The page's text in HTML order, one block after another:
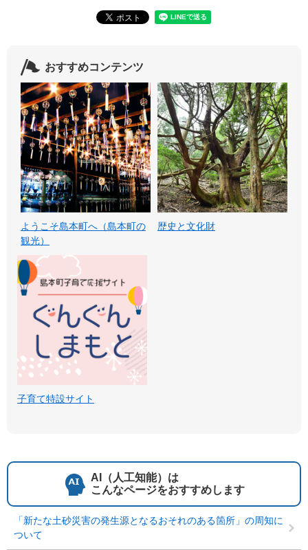
おすすめコンテンツ
ようこそ島本町へ（島本町の
観光）
歴史と文化財
子育て特設サイト
AI（人工知能）は
こんなページをおすすめします
「新たな土砂災害の発生源となるおそれのある箇所」の周知に
ついて